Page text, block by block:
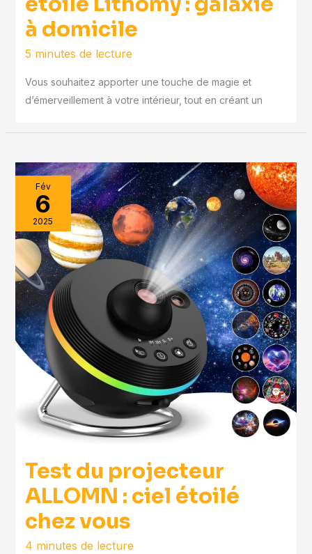
à domicile
5 minutes de lecture
Vous souhaitez apporter une touche de magie et
d’émerveillement à votre intérieur, tout en créant un
Fév
6
2025
Test du projecteur
ALLOMN : ciel étoilé
chez vous
4 minutes de lecture